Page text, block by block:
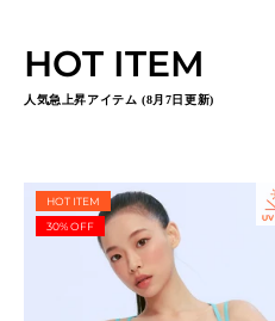
人気急上昇アイテム (8月7日更新)
HOT ITEM
HOT ITEM
30% OFF